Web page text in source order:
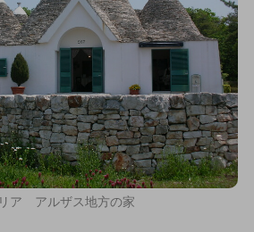
ア アルザス地方の家